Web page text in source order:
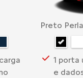
Preto
1 porta
e